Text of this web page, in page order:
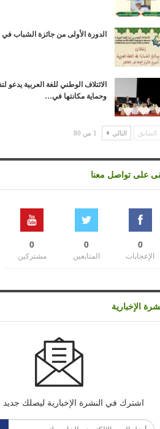
الدورة الأولى من جائزة الشباب في
الائتلاف الوطني للغة العربية يدعو
وحماية مكانتها في…
السابق التالي 1 من 80
على تواصل معنا
0
الإعجابات
0
المتابعين
0
مشتركين
الإخبارية
اشترك في النشرة الإخبارية ليصلك جديد